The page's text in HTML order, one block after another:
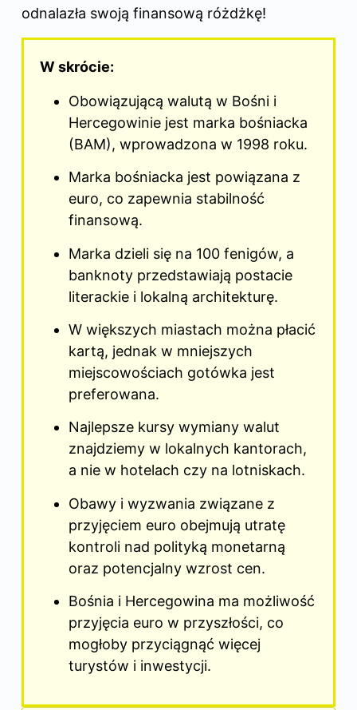
odnalazła swoją finansową różdżkę!
W skrócie:
Obowiązującą walutą w Bośni i
Hercegowinie jest marka bośniacka
(BAM), wprowadzona w 1998 roku.
Marka bośniacka jest powiązana z
euro, co zapewnia stabilność
finansową.
Marka dzieli się na 100 fenigów, a
banknoty przedstawiają postacie
literackie i lokalną architekturę.
W większych miastach można płacić
kartą, jednak w mniejszych
miejscowościach gotówka jest
preferowana.
Najlepsze kursy wymiany walut
znajdziemy w lokalnych kantorach,
a nie w hotelach czy na lotniskach.
Obawy i wyzwania związane z
przyjęciem euro obejmują utratę
kontroli nad polityką monetarną
oraz potencjalny wzrost cen.
Bośnia i Hercegowina ma możliwość
przyjęcia euro w przyszłości, co
mogłoby przyciągnąć więcej
turystów i inwestycji.